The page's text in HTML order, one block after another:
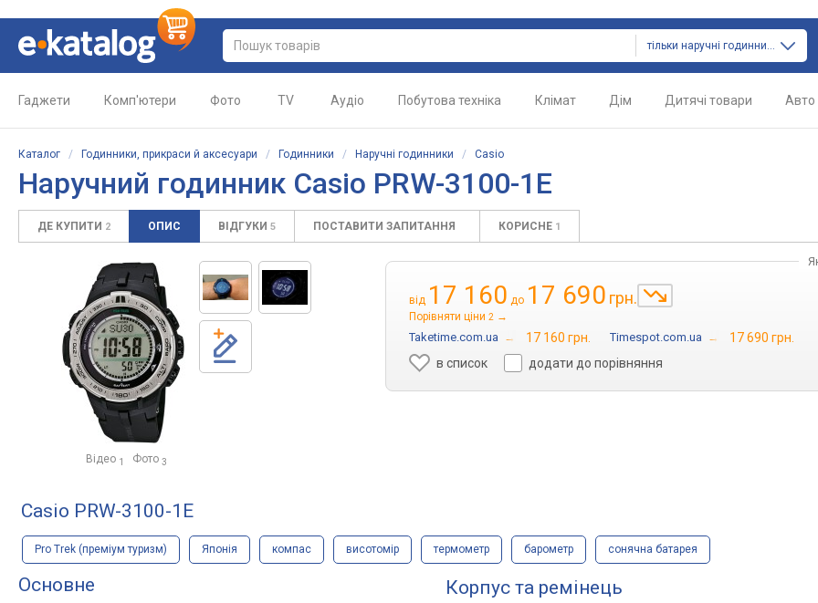
тільки наручні годинники
Гаджети Комп'ютери Фото TV Аудіо Побутова техніка Клімат Дім Дитячі товари Авто
Каталог / Годинники, прикраси й аксесуари / Годинники / Наручні годинники / Casio
Наручний годинник Casio PRW-3100-1E
ДЕ КУПИТИ 2 ОПИС ВІДГУКИ 5 ПОСТАВИТИ ЗАПИТАННЯ КОРИСНЕ 1
Відео 1 Фото 3
від 17 160 до 17 690 грн.
Порівняти ціни 2 →
Taketime.com.ua → 17 160 грн. Timespot.com.ua →
17 690 грн.
в список
додати до порівняння
Casio PRW-3100-1E
Pro Trek (преміум туризм) Японія компас висотомір термометр барометр сонячна батарея
Основне Корпус та ремінець